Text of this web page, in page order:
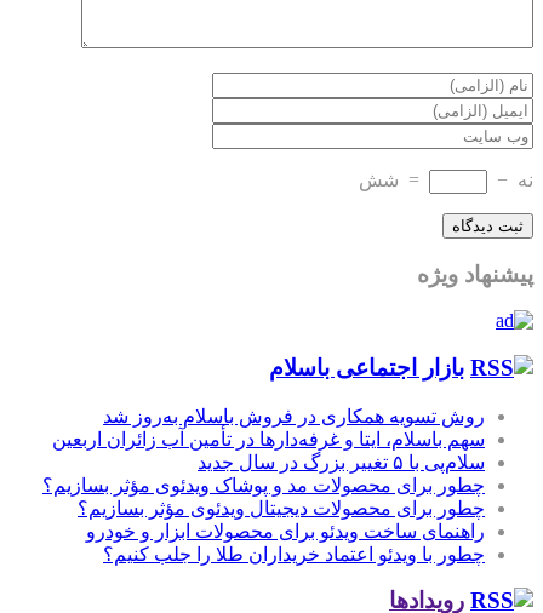
نه −
= شش
پیشنهاد ویژه
بازار اجتماعی باسلام
روش تسویه همکاری در فروش باسلام به‌روز شد
سهم باسلام، ایتا و غرفه‌دارها در تأمین آب زائران اربعین
سلام‌پی با ۵ تغییر بزرگ در سال جدید
چطور برای محصولات مد و پوشاک ویدئوی مؤثر بسازیم؟
چطور برای محصولات دیجیتال ویدئوی مؤثر بسازیم؟
راهنمای ساخت ویدئو برای محصولات ابزار و خودرو
چطور با ویدئو اعتماد خریداران طلا را جلب کنیم؟
رویدادها